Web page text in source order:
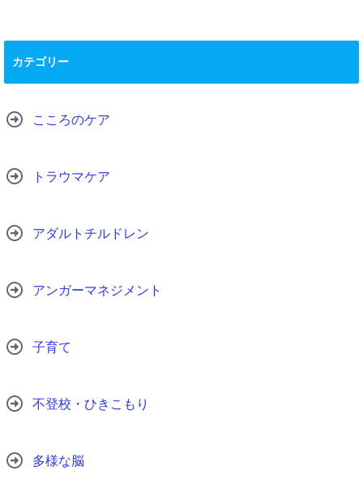
カテゴリー
こころのケア
トラウマケア
アダルトチルドレン
アンガーマネジメント
子育て
不登校・ひきこもり
多様な脳